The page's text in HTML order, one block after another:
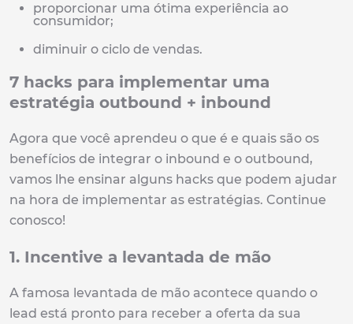
proporcionar uma ótima experiência ao
consumidor;
diminuir o ciclo de vendas.
7 hacks para implementar uma
estratégia outbound + inbound
Agora que você aprendeu o que é e quais são os
benefícios de integrar o inbound e o outbound,
vamos lhe ensinar alguns hacks que podem ajudar
na hora de implementar as estratégias. Continue
conosco!
1. Incentive a levantada de mão
A famosa levantada de mão acontece quando o
lead está pronto para receber a oferta da sua